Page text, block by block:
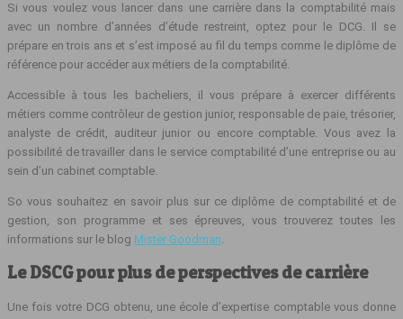
Si vous voulez vous lancer dans une carrière dans la comptabilité mais
avec un nombre d’années d’étude restreint, optez pour le DCG. Il se
prépare en trois ans et s’est imposé au fil du temps comme le diplôme de
référence pour accéder aux métiers de la comptabilité.
Accessible à tous les bacheliers, il vous prépare à exercer différents
métiers comme contrôleur de gestion junior, responsable de paie, trésorier,
analyste de crédit, auditeur junior ou encore comptable. Vous avez la
possibilité de travailler dans le service comptabilité d’une entreprise ou au
sein d’un cabinet comptable.
So vous souhaitez en savoir plus sur ce diplôme de comptabilité et de
gestion, son programme et ses épreuves, vous trouverez toutes les
informations sur le blog Mister Goodman.
Le DSCG pour plus de perspectives de carrière
Une fois votre DCG obtenu, une école d’expertise comptable vous donne